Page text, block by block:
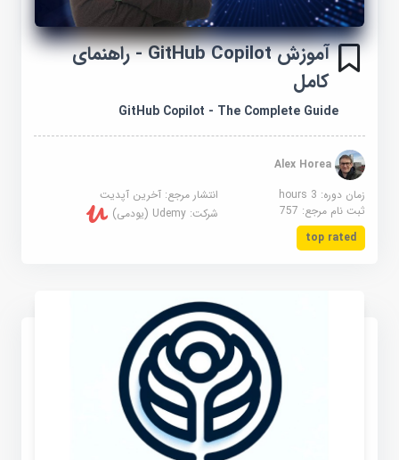
آموزش GitHub Copilot - راهنمای
کامل
GitHub Copilot - The Complete Guide
Alex Horea
زمان دوره: 3 hours
انتشار مرجع:آخرین آپدیت
ثبت نام مرجع:757 شرکت:Udemy (یودمی)
top rated